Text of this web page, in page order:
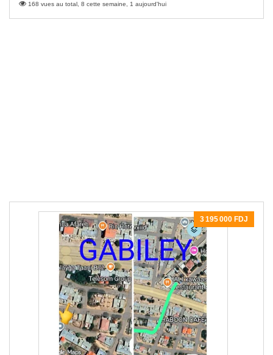
168 vues au total, 8 cette semaine, 1 aujourd'hui
3 195 000 FDJ